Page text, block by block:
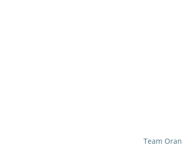
Team